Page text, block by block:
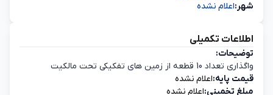
شهر:اعلام نشده
اطلاعات تکمیلی
توضیحات:
واگذاری تعداد 10 قطعه از زمین های تفکیکی تحت مالکیت
قیمت پایه:اعلام نشده
مبلغ تخمینی:اعلام نشده